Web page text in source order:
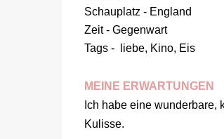
Schauplatz - England
Zeit - Gegenwart
Tags - liebe, Kino, Eis
MEINE ERWARTUNGEN
Ich habe eine
Kulisse.